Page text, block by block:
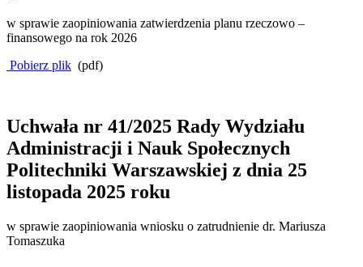
w sprawie zaopiniowania zatwierdzenia planu rzeczowo –
finansowego na rok 2026
Pobierz plik (pdf)
Uchwała nr 41/2025 Rady Wydziału
Administracji i Nauk Społecznych
Politechniki Warszawskiej z dnia 25
listopada 2025 roku
w sprawie zaopiniowania wniosku o zatrudnienie dr. Mariusza
Tomaszuka